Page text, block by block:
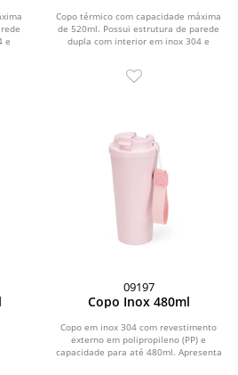
e
Copo térmico com capacidade máxima
de 520ml. Possui estrutura de parede
dupla com interior em inox 304 e
09197
Copo Inox 480ml
Copo em inox 304 com revestimento
externo em polipropileno (PP) e
capacidade para até 480ml. Apresenta